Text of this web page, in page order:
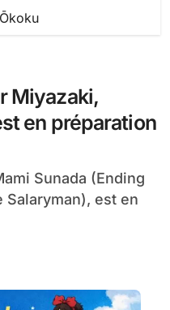
Miyazaki,
en préparation
Salaryman), est en